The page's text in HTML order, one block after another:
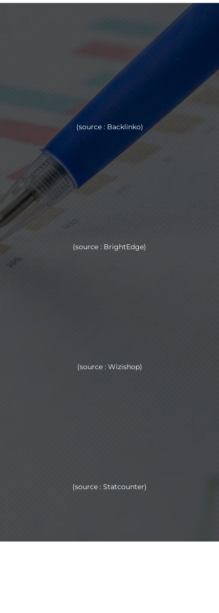
%
(source : Backlinko)
%
(source : BrightEdge)
(source : Wizishop)
(source : Statcounter)